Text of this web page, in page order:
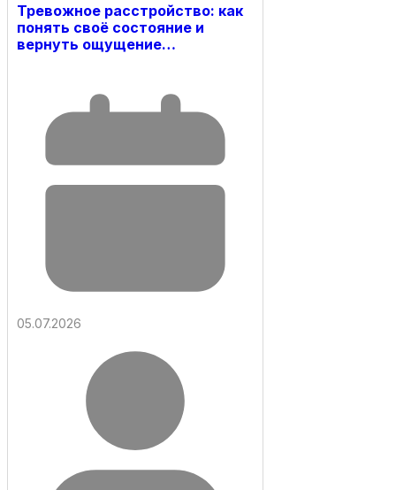
Тревожное расстройство: как
понять своё состояние и
вернуть ощущение…
05.07.2026